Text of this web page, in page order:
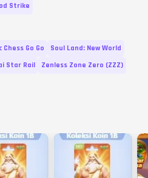
Strike
Chess Go Go
Soul Land: New World
Star Rail
Zenless Zone Zero (ZZZ)